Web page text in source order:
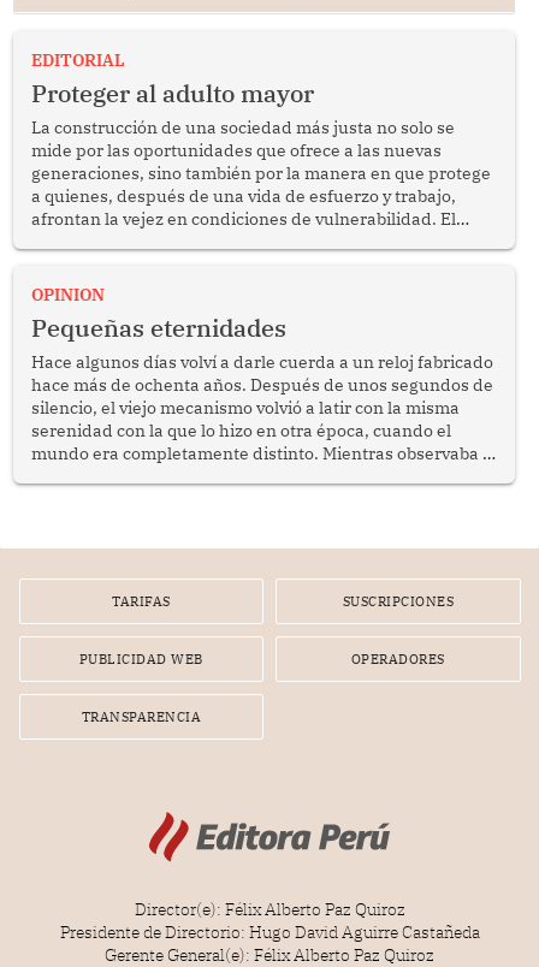
EDITORIAL
Proteger al adulto mayor
La construcción de una sociedad más justa no solo se
mide por las oportunidades que ofrece a las nuevas
generaciones, sino también por la manera en que protege
a quienes, después de una vida de esfuerzo y trabajo,
afrontan la vejez en condiciones de vulnerabilidad. El
bimestrales el subsidio que reciben los beneficiarios del
reflexionar sobre la importancia de fortalecer las políticas
públicas dirigidas a los adultos mayores en pobreza.
OPINION
Pequeñas eternidades
Hace algunos días volví a darle cuerda a un reloj fabricado
hace más de ochenta años. Después de unos segundos de
silencio, el viejo mecanismo volvió a latir con la misma
serenidad con la que lo hizo en otra época, cuando el
mundo era completamente distinto. Mientras observaba el
TARIFAS SUSCRIPCIONES
PUBLICIDAD WEB OPERADORES
TRANSPARENCIA
Director(e): Félix Alberto Paz Quiroz
Presidente de Directorio: Hugo David Aguirre Castañeda
Gerente General(e): Félix Alberto Paz Quiroz